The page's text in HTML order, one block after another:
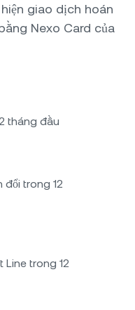
giao dịch hoán
Nexo Card của
tháng đầu
trong 12
Line trong 12